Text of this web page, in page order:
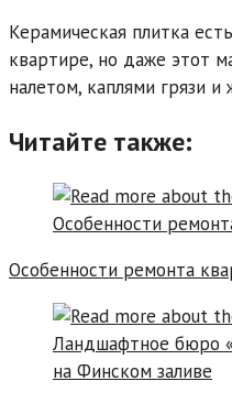
Керамическая плитка
квартире, но даже этот
налетом, каплями грязи и
Читайте также:
Особенности ремонта